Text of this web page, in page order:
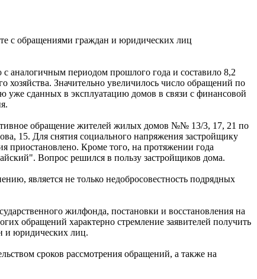
с обращениями граждан и юридических лиц
аналогичным периодом прошлого года и составило 8,2
Значительно увеличилось число обращений по
уже сданных в эксплуатацию домов в связи с финансовой
обращение жителей жилых домов №№ 13/3, 17, 21 по
15. Для снятия социального напряжения застройщику
приостановлено. Кроме того, на протяжении года
Вопрос решился в пользу застройщиков дома.
является не только недобросовестность подрядных
жилфонда, постановки и восстановления на
обращений характерно стремление заявителей получить
и юридических лиц.
сроков рассмотрения обращений, а также на